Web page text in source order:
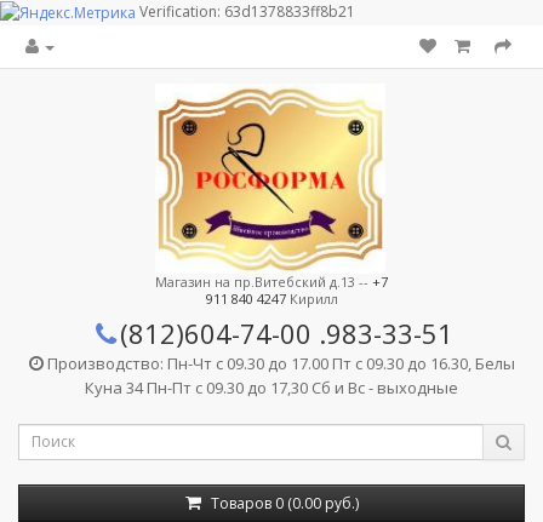
Verification: 63d1378833ff8b21
Магазин на пр.Витебский д.13 -- +7
911 840 4247Кирилл
(812)604-74-00 .983-33-51
Производство: Пн-Чт с 09.30 до 17.00 Пт с 09.30 до 16.30, Белы
Куна 34 Пн-Пт с 09.30 до 17,30 Сб и Вс - выходные
Товаров 0 (0.00 руб.)